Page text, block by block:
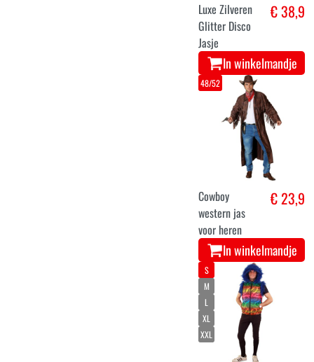
Luxe Zilveren
Glitter Disco
Jasje
€ 38,9
In winkelmandje
48/52
Cowboy
western jas
voor heren
€ 23,9
In winkelmandje
S
M
L
XL
XXL